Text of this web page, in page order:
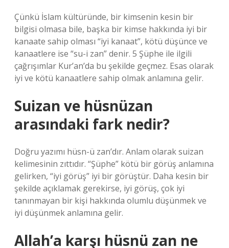
Çünkü İslam kültüründe, bir kimsenin kesin bir
bilgisi olmasa bile, başka bir kimse hakkında iyi bir
kanaate sahip olması “iyi kanaat”, kötü düşünce ve
kanaatlere ise “su-i zan” denir. 5 Şüphe ile ilgili
çağrışımlar Kur’an’da bu şekilde geçmez. Esas olarak
iyi ve kötü kanaatlere sahip olmak anlamına gelir.
Suizan ve hüsnüzan
arasındaki fark nedir?
Doğru yazımı hüsn-ü zan’dır. Anlam olarak suizan
kelimesinin zıttıdır. “Şüphe” kötü bir görüş anlamına
gelirken, “iyi görüş” iyi bir görüştür. Daha kesin bir
şekilde açıklamak gerekirse, iyi görüş, çok iyi
tanınmayan bir kişi hakkında olumlu düşünmek ve
iyi düşünmek anlamına gelir.
Allah’a karşı hüsnü zan ne